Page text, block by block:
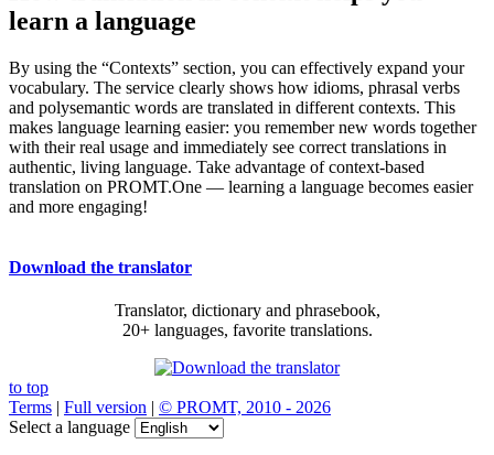
learn a language
By using the “Contexts” section, you can effectively expand your
vocabulary. The service clearly shows how idioms, phrasal verbs
and polysemantic words are translated in different contexts. This
makes language learning easier: you remember new words together
with their real usage and immediately see correct translations in
authentic, living language. Take advantage of context-based
translation on PROMT.One — learning a language becomes easier
and more engaging!
Download the translator
Translator, dictionary and phrasebook,
20+ languages, favorite translations.
to top
Terms | Full version | © PROMT, 2010 - 2026
Select a language